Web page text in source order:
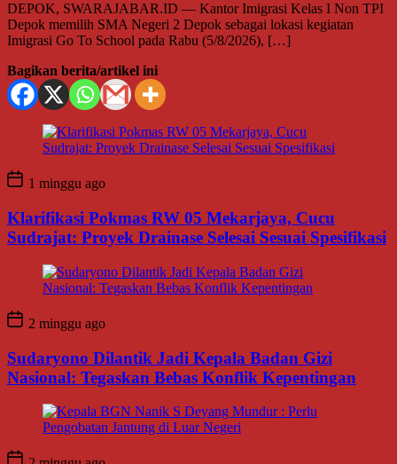
DEPOK, SWARAJABAR.ID — Kantor Imigrasi Kelas I Non TPI
Depok memilih SMA Negeri 2 Depok sebagai lokasi kegiatan
Imigrasi Go To School pada Rabu (5/8/2026), […]
Bagikan berita/artikel ini
1 minggu ago
Klarifikasi Pokmas RW 05 Mekarjaya, Cucu
Sudrajat: Proyek Drainase Selesai Sesuai Spesifikasi
2 minggu ago
Sudaryono Dilantik Jadi Kepala Badan Gizi
Nasional: Tegaskan Bebas Konflik Kepentingan